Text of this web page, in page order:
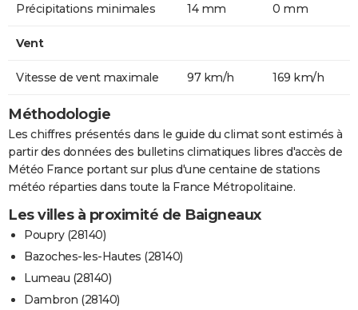
Précipitations minimales 14 mm 0 mm
Vent
Vitesse de vent maximale 97 km/h 169 km/h
Méthodologie
Les chiffres présentés dans le guide du climat sont estimés à
partir des données des bulletins climatiques libres d'accès de
Météo France portant sur plus d'une centaine de stations
météo réparties dans toute la France Métropolitaine.
Les villes à proximité de Baigneaux
Poupry (28140)
Bazoches-les-Hautes (28140)
Lumeau (28140)
Dambron (28140)